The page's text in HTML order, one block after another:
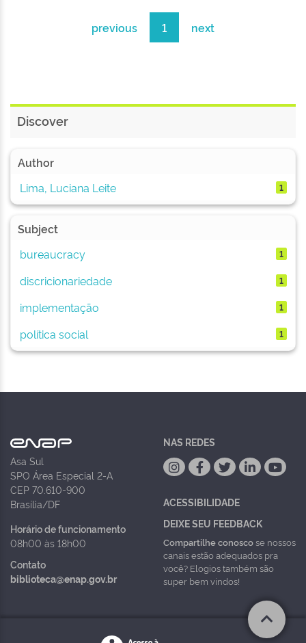
previous 1 next
Discover
Author
Lima, Luciana Leite
1
Subject
bureaucracy
1
discricionariedade 1
implementação 1
política social 1
Asa Sul
SPO Área Especial 2-A
CEP 70.610-900
Brasília/DF
Horário de funcionamento
08h00 às 18h00
Contato
biblioteca@enap.gov.br
NAS REDES
ACESSIBILIDADE
DEIXE SEU FEEDBACK
Compartilhe conoscose nossos
canais estão adequados pra
você? Elogios também são
super bem vindos!